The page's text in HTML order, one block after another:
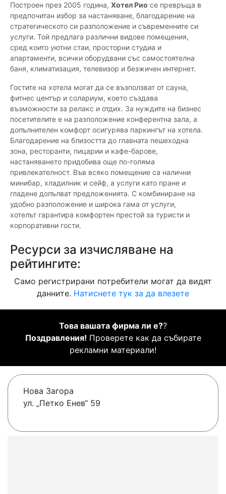
Построен през 2005 година, Хотел Рио се превръща в
предпочитан избор за настаняване, благодарение на
стратегическото си разположение и съвременните си
услуги. Той предлага различни видове помещения,
сред които уютни стаи, просторни студиа и
апартаменти, всички оборудвани със самостоятелна
баня, климатизация, телевизор и безжичен интернет.
Гостите на хотела могат да се възползват от сауна,
фитнес център и солариум, което създава
възможности за релакс и отдих. За нуждите на бизнес
посетителите е на разположение конферентна зала, а
допълнителен комфорт осигурява паркингът на хотела.
Благодарение на близостта до главната пешеходна
зона, ресторанти, пицарии и кафе-барове,
настаняването придобива още по-голяма
привлекателност. Във всяко помещение са налични
минибар, хладилник и сейф, а услуги като пране и
гладене допълват предложенията. С комбиниране на
удобно разположение и широка гама от услуги,
хотелът гарантира комфортен престой за туристи и
корпоративни гости.
Ресурси за изчисляване на
рейтингите:
Само регистрирани потребители могат да видят
данните. Натиснете тук за да влезете
Това вашата фирма ли е??
Поздравления! Проверете как да събирате
рекламни материали!
Нова Загора
ул. „Петко Енев“ 59